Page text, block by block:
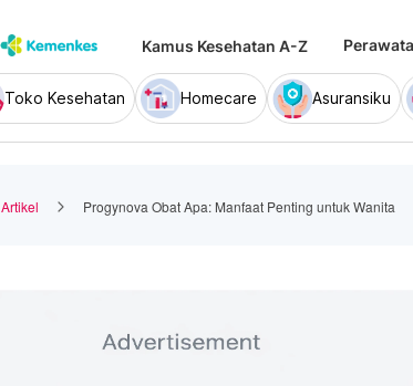
Kamus Kesehatan A-Z
Toko Kesehatan Homecare Asuransiku
Artikel Progynova Obat Apa: Manfaat Penting untuk Wanita